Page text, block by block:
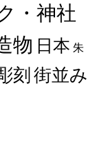
・神社
物 日本 朱
刻 街並み